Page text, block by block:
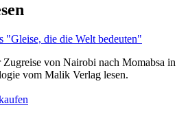
von Nairobi nach Momabsa in
vom Malik Verlag lesen.